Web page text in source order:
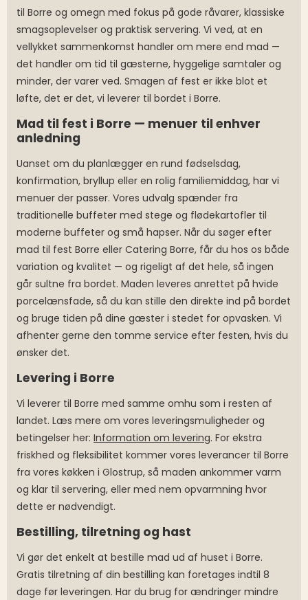
til Borre og omegn med fokus på gode råvarer, klassiske
smagsoplevelser og praktisk servering. Vi ved, at en
vellykket sammenkomst handler om mere end mad —
det handler om tid til gæsterne, hyggelige samtaler og
minder, der varer ved. Smagen af fest er ikke blot et
løfte, det er det, vi leverer til bordet i Borre.
Mad til fest i Borre — menuer til enhver
anledning
Uanset om du planlægger en rund fødselsdag,
konfirmation, bryllup eller en rolig familiemiddag, har vi
menuer der passer. Vores udvalg spænder fra
traditionelle buffeter med stege og flødekartofler til
moderne buffeter og små hapser. Når du søger efter
mad til fest Borre eller Catering Borre, får du hos os både
variation og kvalitet — og rigeligt af det hele, så ingen
går sultne fra bordet. Maden leveres anrettet på hvide
porcelænsfade, så du kan stille den direkte ind på bordet
og bruge tiden på dine gæster i stedet for opvasken. Vi
afhenter gerne den tomme service efter festen, hvis du
ønsker det.
Levering i Borre
Vi leverer til Borre med samme omhu som i resten af
landet. Læs mere om vores leveringsmuligheder og
betingelser her: Information om levering. For ekstra
friskhed og fleksibilitet kommer vores leverancer til Borre
fra vores køkken i Glostrup, så maden ankommer varm
og klar til servering, eller med nem opvarmning hvor
dette er nødvendigt.
Bestilling, tilretning og hast
Vi gør det enkelt at bestille mad ud af huset i Borre.
Gratis tilretning af din bestilling kan foretages indtil 8
dage før leveringen. Har du brug for ændringer mindre